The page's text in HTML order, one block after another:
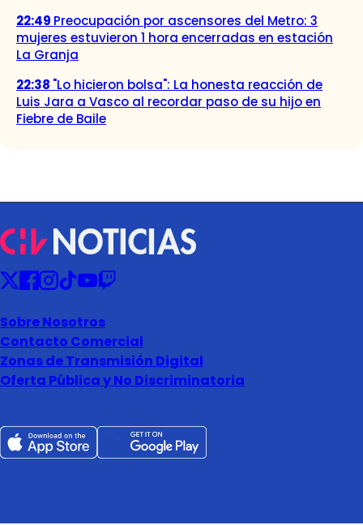
22:49 Preocupación por ascensores del Metro: 3
mujeres estuvieron 1 hora encerradas en estación
La Granja
22:38 "Lo hicieron bolsa": La honesta reacción de
Luis Jara a Vasco al recordar paso de su hijo en
Fiebre de Baile
Sobre Nosotros
Contacto Comercial
Zonas de Transmisión Digital
Oferta Pública y No Discriminatoria